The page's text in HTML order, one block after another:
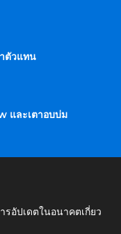
ตัวแทน
และเตาอบบ่ม
รอัปเดตในอนาคตเกี่ยว